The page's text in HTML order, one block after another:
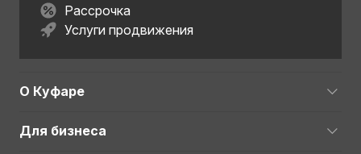
Рассрочка
Услуги продвижения
О Куфаре
Для бизнеса